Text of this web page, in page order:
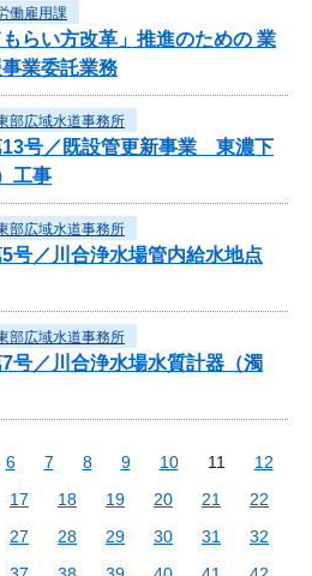
働雇用課
もらい方改革」推進のための 業
業委託業務
部広域水道事務所
13号／既設管更新事業 東濃下
工事
部広域水道事務所
5号／川合浄水場管内給水地点
部広域水道事務所
7号／川合浄水場水質計器（濁
6 7 8 9 10 11
12
17 18 19 20 21
22
27 28 29 30 31
32